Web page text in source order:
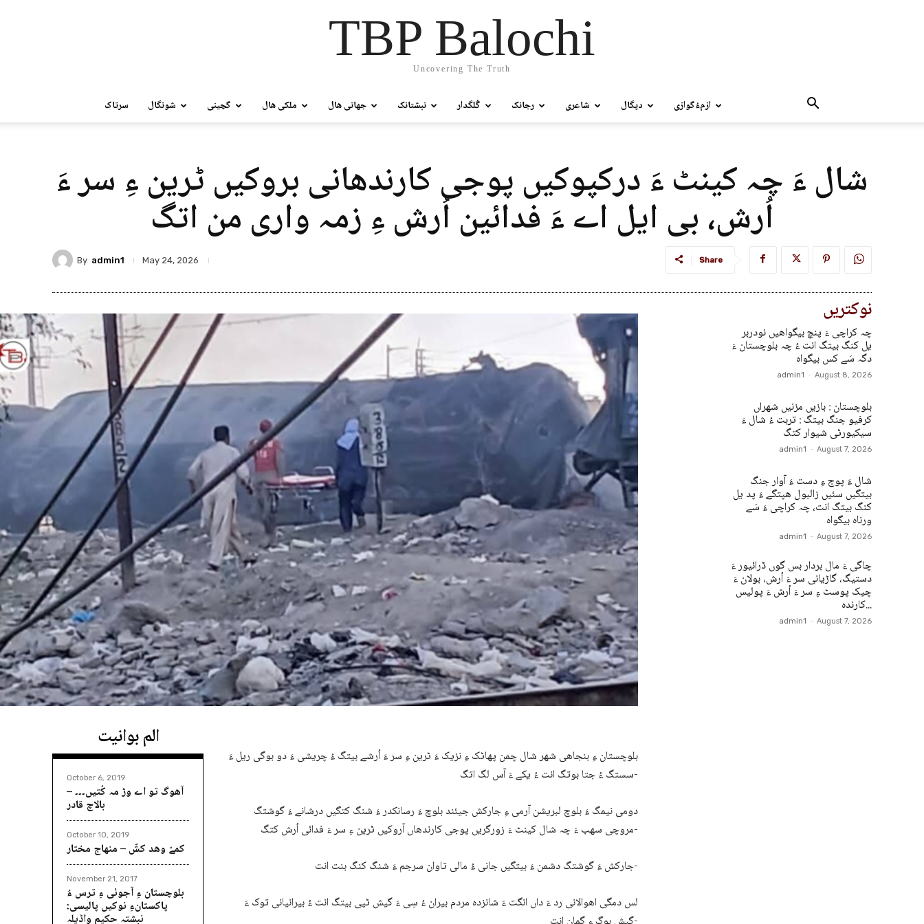
TBP Balochi
Uncovering The Truth
سرتاک شونگال گچینی ملکی ھال جھانی ھال نبشتانک گُلگدار رجانک شاعری دپگال ازمءُگوازی
شال ءَ چہ کینٹ ءَ درکپوکیں پوجی کارندھانی بروکیں ٹرین ءِ سر ءَ
اُرش، بی ایل اے ءَ فدائین اُرش ءِ زمہ واری من اتگ
By admin1 May 24, 2026 Share
الم بوانیت
October 6, 2019
آھوگ تو اے وڑ مہ کُتیں۔۔۔ –
بالاچ قادر
October 10, 2019
کمےّ وھد کشّ – منھاج مختار
November 21, 2017
بلوچستان ءِ آجوئی ءِ ترس ءُ
پاکستانءِ نوکیں پالیسی:
نبشتہ حکیم واڈیلہ
بلوچستان ءِ بنجاھی شھر شال چمن پھاٹک ءِ نزیک ءَ ٹرین ءِ سر ءَ اُرشے بیتگ ءُ چریشی ءَ دو بوگی ریل ءَ
سستگ ءُ جتا بوتگ انت ءُ یکے ءَ آس لگ اتگ-
دومی نیمگ ءَ بلوچ لبریشن آرمی ءِ جارکش جیئند بلوچ ءَ رسانکدر ءَ شنگ کتگیں درشانے ءَ گوشتگ
مروچی سھب ءَ چہ شال کینٹ ءَ زورگریں پوجی کارندھاں آروکیں ٹرین ءِ سر ءَ فدائی اُرش کتگ-
جارکش ءَ گوشتگ دشمن ءَ بیتگیں جانی ءُ مالی تاوان سرجم ءَ شنگ کنگ بنت انت-
لس دمگی اھوالانی رد ءَ داں انگت ءَ شانزدہ مردم بیران ءُ سِی ءَ گیش ٹپی بیتگ انت ءُ بیرانیانی توک ءَ
نوکتریں
چہ کراچی ءَ پنچ بیگواھیں نودربر
یل کنگ بیتگ انت ءُ چہ بلوچستان ءَ
دگہ سَے کس بیگواہ
admin1 - August 8, 2026
بلوچستان : بازیں مزنیں شھراں
کرفیو جنگ بیتگ : تربت ءُ شال ءَ
سیکیورٹی شیوار کتگ
admin1 - August 7, 2026
شال ءَ پوج ءِ دست ءَ آوار جنگ
بیتگیں سئیں زالبول ھپتگے ءَ پد یل
کنگ بیتگ انت، چہ کراچی ءَ سَے
ورناہ بیگواہ
admin1 - August 7, 2026
چاگی ءَ مال بردار بس گوں ڈرائیور ءَ
دستیگ، گاڑیانی سر ءَ اُرش، بولان ءَ
چیک پوسٹ ءِ سر ءَ اُرش ءَ پولیس
کارندہ...
admin1 - August 7, 2026